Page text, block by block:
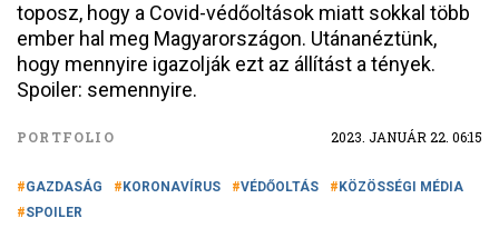
toposz, hogy a Covid-védőoltások miatt sokkal több
ember hal meg Magyarországon. Utánanéztünk,
hogy mennyire igazolják ezt az állítást a tények.
Spoiler: semennyire.
PORTFOLIO 2023. JANUÁR 22. 06:15
GAZDASÁG KORONAVÍRUS VÉDŐOLTÁS
KÖZÖSSÉGI MÉDIA
SPOILER